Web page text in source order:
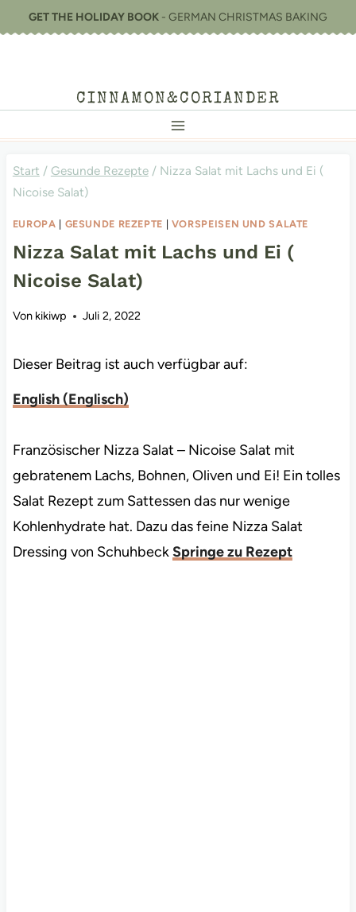
Inhalt
GET THE HOLIDAY BOOK - GERMAN CHRISTMAS BAKING
CINNAMON&CORIANDER
Start / Gesunde Rezepte / Nizza Salat mit Lachs und Ei (
Nicoise Salat)
EUROPA | GESUNDE REZEPTE | VORSPEISEN UND SALATE
Nizza Salat mit Lachs und Ei (
Nicoise Salat)
Von kikiwp Juli 2, 2022
Dieser Beitrag ist auch verfügbar auf:
English(Englisch)
Französischer Nizza Salat – Nicoise Salat mit
gebratenem Lachs, Bohnen, Oliven und Ei! Ein tolles
Salat Rezept zum Sattessen das nur wenige
Kohlenhydrate hat. Dazu das feine Nizza Salat
Dressing von SchuhbeckSpringe zu Rezept